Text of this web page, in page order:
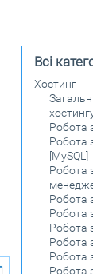
Всі
Хостинг
Робота
Робота
[MySQL]
Робота
Робота
Робота
Робота
Робота
Робота
Робота